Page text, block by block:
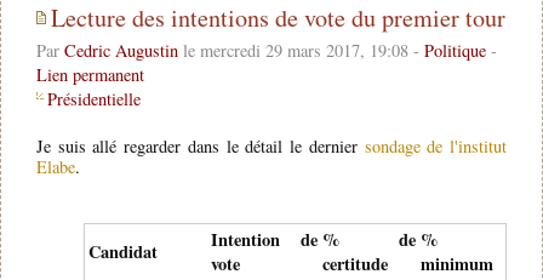
Lecture des intentions de vote du premier tour
Par Cedric Augustinle mercredi 29 mars 2017, 19:08 - Politique-
Lien permanent
Présidentielle
Je suis allé regarder dans le détail le dernier sondage de l'institut
Elabe.
Candidat
Intention de
vote
% de
certitude
%
minimum